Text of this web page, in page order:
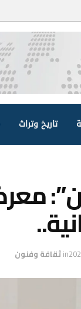
تاريخ وتراث
inثقافة وفنون